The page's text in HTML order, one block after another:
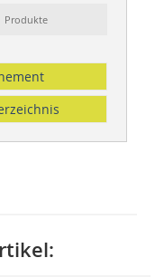
Produkte